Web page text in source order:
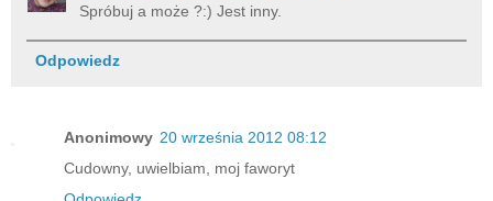
Spróbuj a może ?:) Jest inny.
Odpowiedz
Anonimowy 20 września 2012 08:12
Cudowny, uwielbiam, moj faworyt